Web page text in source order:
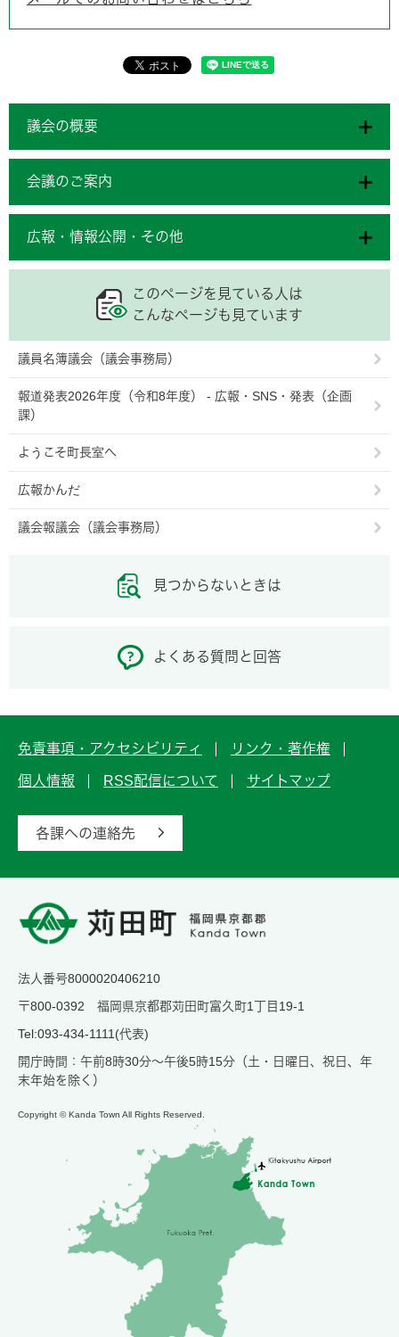
議会の概要
会議のご案内
広報・情報公開・その他
このページを見ている人は
こんなページも見ています
議員名簿議会（議会事務局）
報道発表2026年度（令和8年度） - 広報・SNS・発表（企画
課）
ようこそ町長室へ
広報かんだ
議会報議会（議会事務局）
見つからないときは
よくある質問と回答
免責事項・アクセシビリティ リンク・著作権
個人情報 RSS配信について サイトマップ
各課への連絡先
法人番号8000020406210
〒800-0392 福岡県京都郡苅田町富久町1丁目19-1
Tel:093-434-1111(代表)
開庁時間：午前8時30分～午後5時15分（土・日曜日、祝日、年
末年始を除く）
Copyright © Kanda Town All Rights Reserved.